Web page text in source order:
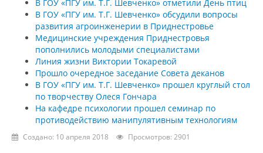
В ГОУ «ПГУ им. Т.Г. Шевченко» отметили День птиц
В ГОУ «ПГУ им. Т.Г. Шевченко» обсудили вопросы
развития агроинженерии в Приднестровье
Медицинские учреждения Приднестровья
пополнились молодыми специалистами
Линия жизни Виктории Токаревой
Прошло очередное заседание Совета деканов
В ГОУ «ПГУ им. Т.Г. Шевченко» прошел круглый стол
по творчеству Олеся Гончара
На кафедре психологии прошел семинар по
противодействию манипулятивным технологиям
Создано: 10 апреля 2018 Просмотров: 2901